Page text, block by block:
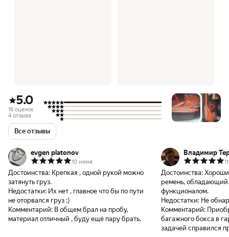
5.0
16 оценок
4 отзыва
Все отзывы
evgen platonov
10 июня
Достоинства: Крепкая , одной рукой можно
затянуть груз.
Недостатки: Их нет , главное что бы по пути
не оторвался груз :)
Комментарий: В общем брал на пробу,
материал отличный , буду ещё пару брать.
Владимир
Достоинства:
ремень, обладающий
функционалом.
Недостатки: Не
Комментарий:
багажного бокса в
задачей справился